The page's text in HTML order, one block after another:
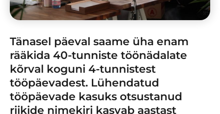
Tänasel päeval saame üha enam
rääkida 40-tunniste töönädalate
kõrval koguni 4-tunnistest
tööpäevadest. Lühendatud
tööpäevade kasuks otsustanud
riikide nimekiri kasvab aastast